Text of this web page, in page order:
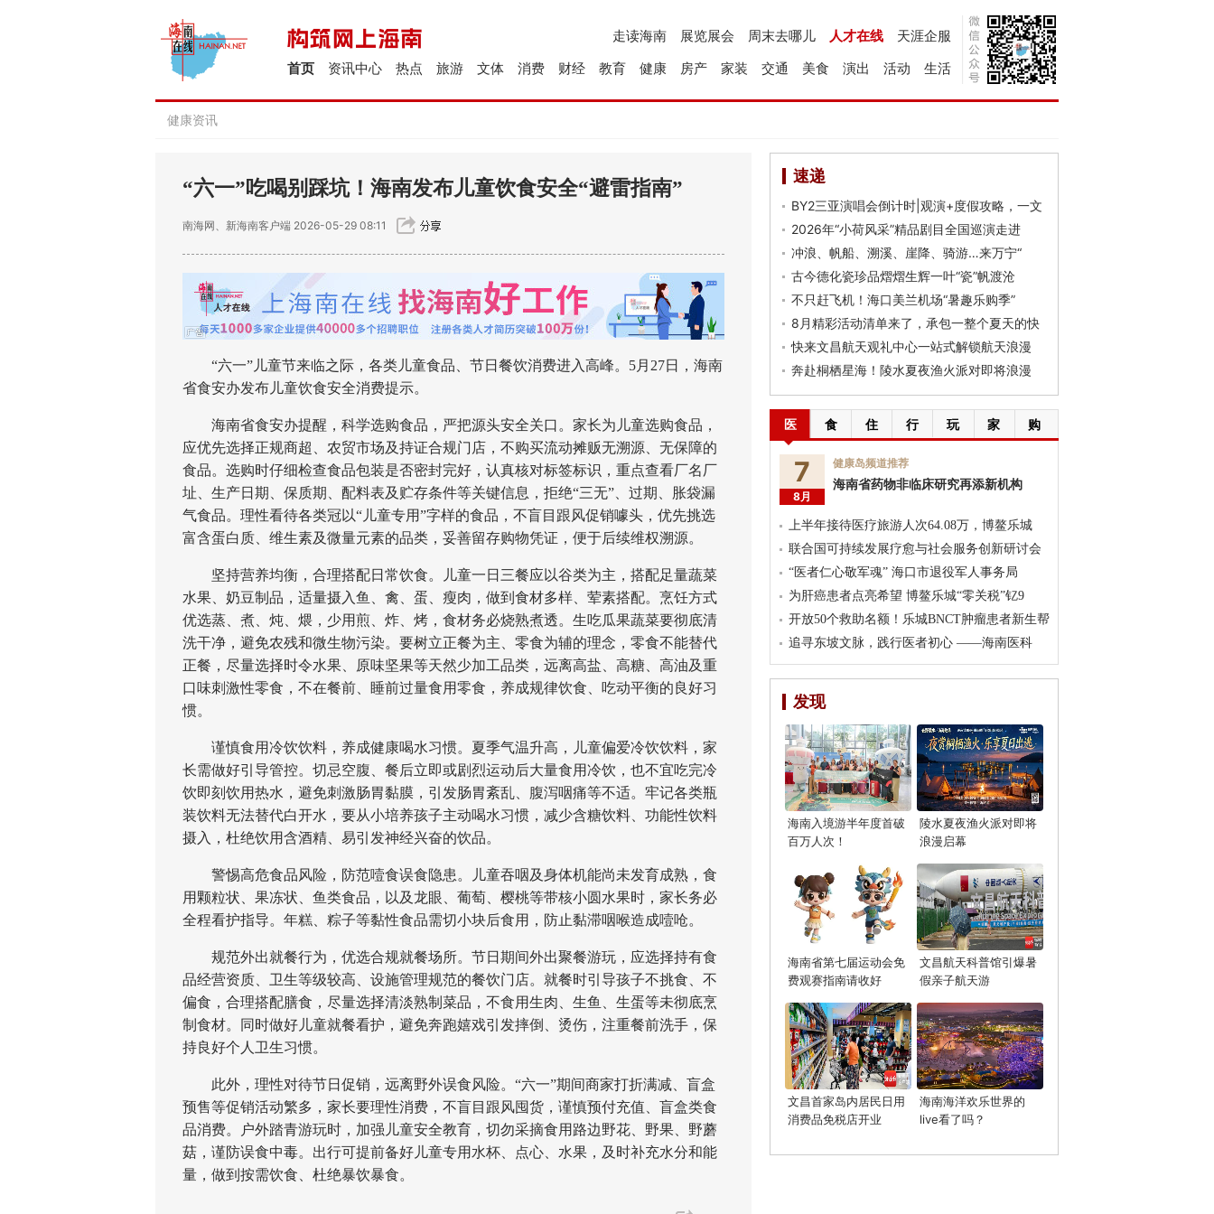
天涯企服
人才在线
周末去哪儿
展览展会
走读海南
生活
活动
演出
美食
交通
家装
房产
健康
教育
财经
消费
文体
旅游
热点
资讯中心
首页
健康资讯
“六一”吃喝别踩坑！海南发布儿童饮食安全“避雷指南”
南海网、新海南客户端 2026-05-29 08:11
“六一”儿童节来临之际，各类儿童食品、节日餐饮消费进入高峰。5月27日，海南
省食安办发布儿童饮食安全消费提示。
海南省食安办提醒，科学选购食品，严把源头安全关口。家长为儿童选购食品，
应优先选择正规商超、农贸市场及持证合规门店，不购买流动摊贩无溯源、无保障的
食品。选购时仔细检查食品包装是否密封完好，认真核对标签标识，重点查看厂名厂
址、生产日期、保质期、配料表及贮存条件等关键信息，拒绝“三无”、过期、胀袋漏
气食品。理性看待各类冠以“儿童专用”字样的食品，不盲目跟风促销噱头，优先挑选
富含蛋白质、维生素及微量元素的品类，妥善留存购物凭证，便于后续维权溯源。
坚持营养均衡，合理搭配日常饮食。儿童一日三餐应以谷类为主，搭配足量蔬菜
水果、奶豆制品，适量摄入鱼、禽、蛋、瘦肉，做到食材多样、荤素搭配。烹饪方式
优选蒸、煮、炖、煨，少用煎、炸、烤，食材务必烧熟煮透。生吃瓜果蔬菜要彻底清
洗干净，避免农残和微生物污染。要树立正餐为主、零食为辅的理念，零食不能替代
正餐，尽量选择时令水果、原味坚果等天然少加工品类，远离高盐、高糖、高油及重
口味刺激性零食，不在餐前、睡前过量食用零食，养成规律饮食、吃动平衡的良好习
惯。
谨慎食用冷饮饮料，养成健康喝水习惯。夏季气温升高，儿童偏爱冷饮饮料，家
长需做好引导管控。切忌空腹、餐后立即或剧烈运动后大量食用冷饮，也不宜吃完冷
饮即刻饮用热水，避免刺激肠胃黏膜，引发肠胃紊乱、腹泻咽痛等不适。牢记各类瓶
装饮料无法替代白开水，要从小培养孩子主动喝水习惯，减少含糖饮料、功能性饮料
摄入，杜绝饮用含酒精、易引发神经兴奋的饮品。
警惕高危食品风险，防范噎食误食隐患。儿童吞咽及身体机能尚未发育成熟，食
用颗粒状、果冻状、鱼类食品，以及龙眼、葡萄、樱桃等带核小圆水果时，家长务必
全程看护指导。年糕、粽子等黏性食品需切小块后食用，防止黏滞咽喉造成噎呛。
规范外出就餐行为，优选合规就餐场所。节日期间外出聚餐游玩，应选择持有食
品经营资质、卫生等级较高、设施管理规范的餐饮门店。就餐时引导孩子不挑食、不
偏食，合理搭配膳食，尽量选择清淡熟制菜品，不食用生肉、生鱼、生蛋等未彻底烹
制食材。同时做好儿童就餐看护，避免奔跑嬉戏引发摔倒、烫伤，注重餐前洗手，保
持良好个人卫生习惯。
此外，理性对待节日促销，远离野外误食风险。“六一”期间商家打折满减、盲盒
预售等促销活动繁多，家长要理性消费，不盲目跟风囤货，谨慎预付充值、盲盒类食
品消费。户外踏青游玩时，加强儿童安全教育，切勿采摘食用路边野花、野果、野蘑
菇，谨防误食中毒。出行可提前备好儿童专用水杯、点心、水果，及时补充水分和能
量，做到按需饮食、杜绝暴饮暴食。
速递
BY2三亚演唱会倒计时|观演+度假攻略，一文
2026年“小荷风采”精品剧目全国巡演走进
冲浪、帆船、溯溪、崖降、骑游…来万宁“
古今德化瓷珍品熠熠生辉一叶“瓷”帆渡沧
不只赶飞机！海口美兰机场“暑趣乐购季”
8月精彩活动清单来了，承包一整个夏天的快
快来文昌航天观礼中心一站式解锁航天浪漫
奔赴桐栖星海！陵水夏夜渔火派对即将浪漫
医 食 住 行 玩 家 购
7
8月
健康岛频道推荐
海南省药物非临床研究再添新机构
上半年接待医疗旅游人次64.08万，博鳌乐城
联合国可持续发展疗愈与社会服务创新研讨会
“医者仁心敬军魂” 海口市退役军人事务局
为肝癌患者点亮希望 博鳌乐城“零关税”钇9
开放50个救助名额！乐城BNCT肿瘤患者新生帮
追寻东坡文脉，践行医者初心 ——海南医科
发现
海南入境游半年度首破
百万人次！
陵水夏夜渔火派对即将
浪漫启幕
海南省第七届运动会免
费观赛指南请收好
文昌航天科普馆引爆暑
假亲子航天游
文昌首家岛内居民日用
消费品免税店开业
海南海洋欢乐世界的
live看了吗？